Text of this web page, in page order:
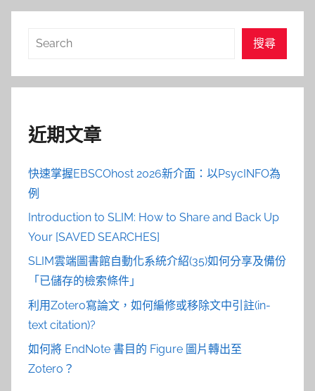
搜
搜尋
近期文章
快速掌握EBSCOhost 2026新介面：以PsycINFO為
例
Introduction to SLIM: How to Share and Back Up
Your [SAVED SEARCHES]
SLIM雲端圖書館自動化系統介紹(35)如何分享及備份
「已儲存的檢索條件」
利用Zotero寫論文，如何編修或移除文中引註(in-
text citation)?
如何將 EndNote 書目的 Figure 圖片轉出至
Zotero？